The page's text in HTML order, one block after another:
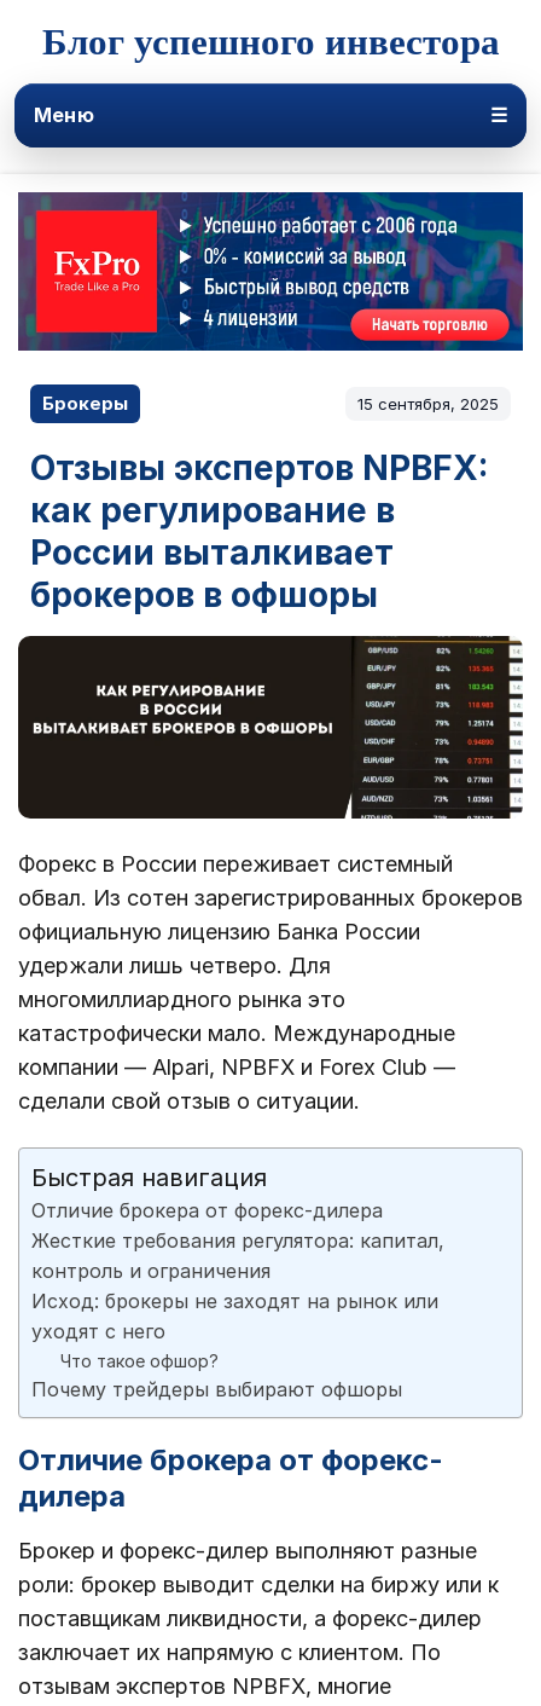
Блог успешного инвестора
Меню ☰
Брокеры 15 сентября, 2025
Отзывы экспертов NPBFX:
как регулирование в
России выталкивает
брокеров в офшоры
Форекс в России переживает системный
обвал. Из сотен зарегистрированных брокеров
официальную лицензию Банка России
удержали лишь четверо. Для
многомиллиардного рынка это
катастрофически мало. Международные
компании — Alpari, NPBFX и Forex Club —
сделали свой отзыв о ситуации.
Быстрая навигация
Отличие брокера от форекс-дилера
Жесткие требования регулятора: капитал,
контроль и ограничения
Исход: брокеры не заходят на рынок или
уходят с него
Что такое офшор?
Почему трейдеры выбирают офшоры
Отличие брокера от форекс-
дилера
Брокер и форекс-дилер выполняют разные
роли: брокер выводит сделки на биржу или к
поставщикам ликвидности, а форекс-дилер
заключает их напрямую с клиентом. По
отзывам экспертов NPBFX, многие